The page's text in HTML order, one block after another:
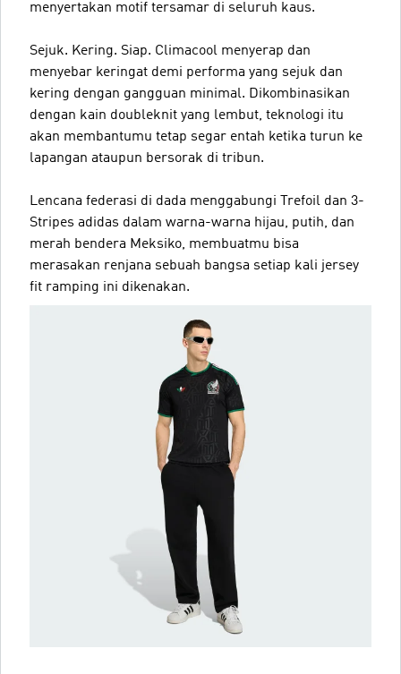
menyertakan motif tersamar di seluruh kaus.
Sejuk. Kering. Siap. Climacool menyerap dan
menyebar keringat demi performa yang sejuk dan
kering dengan gangguan minimal. Dikombinasikan
dengan kain doubleknit yang lembut, teknologi itu
akan membantumu tetap segar entah ketika turun ke
lapangan ataupun bersorak di tribun.
Lencana federasi di dada menggabungi Trefoil dan 3-
Stripes adidas dalam warna-warna hijau, putih, dan
merah bendera Meksiko, membuatmu bisa
merasakan renjana sebuah bangsa setiap kali jersey
fit ramping ini dikenakan.